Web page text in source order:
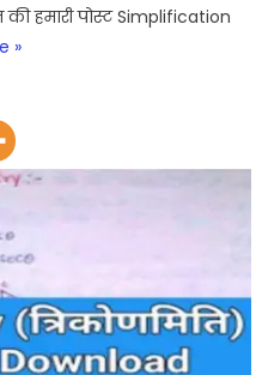
हमारी पोस्ट Simplification
»